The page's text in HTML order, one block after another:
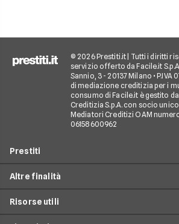
© 2026 Prestiti.it | Tutti i diritti
servizio offerto da Facile.it
Sannio, 3 - 20137 Milano •
di mediazione creditizia per i
consumo di Facile.it è gestito
Creditizia S.p.A. con socio
Mediatori Creditizi OAM numero
06158600962
Prestiti
Prestito consolidamento debiti
Prestito casa
Altre finalità
Risorse utili